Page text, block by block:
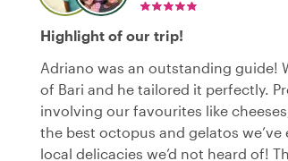
Highlight of our trip!
Adriano was an outstanding guide!
of Bari and he tailored it perfectly.
involving our favourites like
the best octopus and gelatos we’ve
local delicacies we’d not heard of!